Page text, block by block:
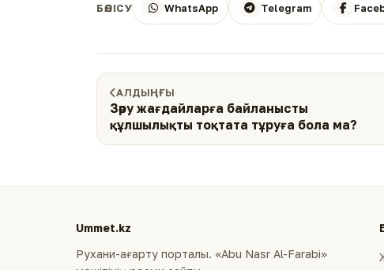
БӨЛІСУ WhatsApp Telegram
АЛДЫҢҒЫ
Зәру жағдайларға байланысты
құлшылықты тоқтата тұруға бола ма?
Ummet.kz
Рухани-ағарту порталы. «Abu Nasr Al-Farabi»